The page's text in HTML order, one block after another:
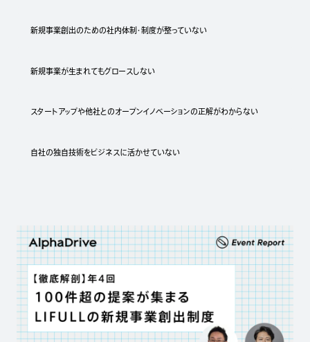
新規事業創出のための社内体制・制度が整っていない
新規事業が生まれてもグロースしない
スタートアップや他社とのオープンイノベーションの正解がわからない
自社の独自技術をビジネスに活かせていない